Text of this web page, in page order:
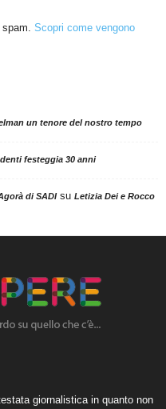
Scopri come vengono
un tenore del nostro tempo
festeggia 30 anni
di SADIsu Letizia Dei e Rocco
giornalistica in quanto non